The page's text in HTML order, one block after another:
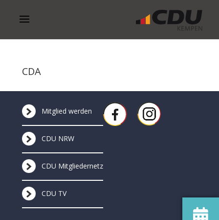
CDA
Mitglied werden
CDU NRW
CDU Mitgliedernetz
CDU TV